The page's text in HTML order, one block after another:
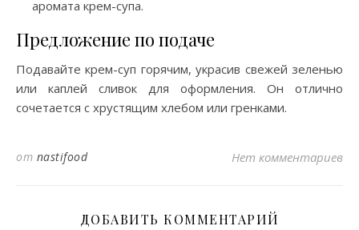
аромата крем-супа.
Предложение по подаче
Подавайте крем-суп горячим, украсив свежей зеленью
или каплей сливок для оформления. Он отлично
сочетается с хрустящим хлебом или гренками.
от nastifood Нет комментариев
ДОБАВИТЬ КОММЕНТАРИЙ